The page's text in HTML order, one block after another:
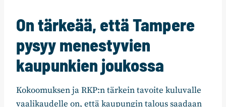
On tärkeää, että Tampere
pysyy menestyvien
kaupunkien joukossa
Kokoomuksen ja RKP:n tärkein tavoite kuluvalle
vaalikaudelle on, että kaupungin talous saadaan